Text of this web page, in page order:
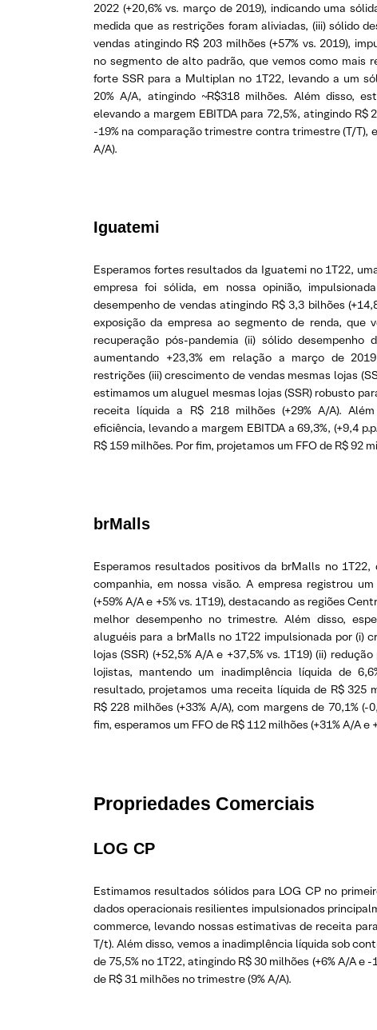
2022 (+20,6% vs. março de 2019), indicando uma
medida que as restrições foram aliviadas, (iii) sólido
vendas atingindo R$ 203 milhões (+57% vs. 2019),
no segmento de alto padrão, que vemos como mais
forte SSR para a Multiplan no 1T22, levando a um
20% A/A, atingindo ~R$318 milhões. Além disso,
elevando a margem EBITDA para 72,5%, atingindo R$
-19% na comparação trimestre contra trimestre (T/T),
A/A).
Iguatemi
Esperamos fortes resultados da Iguatemi no 1T22,
empresa foi sólida, em nossa opinião,
desempenho de vendas atingindo R$ 3,3 bilhões
exposição da empresa ao segmento de renda, que
recuperação pós-pandemia (ii) sólido desempenho
aumentando +23,3% em relação a março de
restrições (iii) crescimento de vendas mesmas lojas
estimamos um aluguel mesmas lojas (SSR) robusto
receita líquida a R$ 218 milhões (+29% A/A).
eficiência, levando a margem EBITDA a 69,3%, (+9,4
R$ 159 milhões. Por fim, projetamos um FFO de R$ 92
brMalls
Esperamos resultados positivos da brMalls no 1T22,
companhia, em nossa visão. A empresa registrou
(+59% A/A e +5% vs. 1T19), destacando as regiões
melhor desempenho no trimestre. Além disso,
aluguéis para a brMalls no 1T22 impulsionada por (i)
lojas (SSR) (+52,5% A/A e +37,5% vs. 1T19) (ii)
lojistas, mantendo um inadimplência líquida de
resultado, projetamos uma receita líquida de R$ 325
R$ 228 milhões (+33% A/A), com margens de 70,1% (-
fim, esperamos um FFO de R$ 112 milhões (+31% A/A e
Propriedades Comerciais
LOG CP
Estimamos resultados sólidos para LOG CP no
dados operacionais resilientes impulsionados
commerce, levando nossas estimativas de receita para
T/t). Além disso, vemos a inadimplência líquida sob
de 75,5% no 1T22, atingindo R$ 30 milhões (+6% A/A e
de R$ 31 milhões no trimestre (9% A/A).